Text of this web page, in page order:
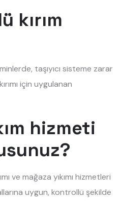
kırım
taşıyıcı sisteme zarar
için uygulanan
hizmeti
ve mağaza yıkımı hizmetleri
uygun, kontrollü şekilde